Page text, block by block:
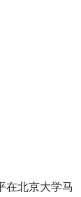
在北京大学马